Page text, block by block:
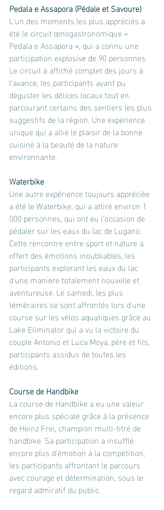
Pedala e Assapora (Pédale et Savoure)
L'un des moments les plus appréciés a
été le circuit œnogastronomique «
Pedala e Assapora », qui a connu une
participation explosive de 90 personnes.
Le circuit a affiché complet des jours à
l'avance, les participants ayant pu
déguster les délices locaux tout en
parcourant certains des sentiers les plus
suggestifs de la région. Une expérience
unique qui a allié le plaisir de la bonne
cuisine à la beauté de la nature
environnante.
Waterbike
Une autre expérience toujours appréciée
a été le Waterbike, qui a attiré environ 1
000 personnes, qui ont eu l'occasion de
pédaler sur les eaux du lac de Lugano.
Cette rencontre entre sport et nature a
offert des émotions inoubliables, les
participants explorant les eaux du lac
d'une manière totalement nouvelle et
aventureuse. Le samedi, les plus
téméraires se sont affrontés lors d'une
course sur les vélos aquatiques grâce au
Lake Eliminator qui a vu la victoire du
couple Antonio et Luca Moya, père et fils,
participants assidus de toutes les
éditions.
Course de Handbike
La course de Handbike a eu une valeur
encore plus spéciale grâce à la présence
de Heinz Frei, champion multi-titré de
handbike. Sa participation a insufflé
encore plus d'émotion à la compétition,
les participants affrontant le parcours
avec courage et détermination, sous le
regard admiratif du public.